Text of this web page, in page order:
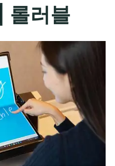
롤러블
CHILD
EXPAND
CHILD
MENU
EXPAND
CHILD
MENU
EXPAND
CHILD
MENU